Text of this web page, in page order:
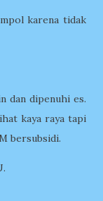
karena tidak
dan dipenuhi es.
kaya raya tapi
bersubsidi.